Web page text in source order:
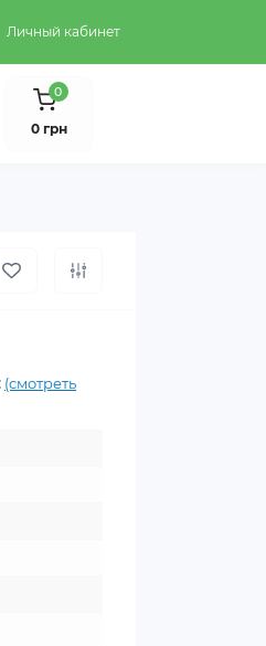
Личный кабинет
0
0 грн
(смотреть